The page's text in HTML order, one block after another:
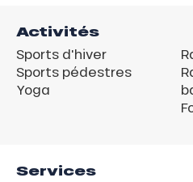
Activités
Sports d'hiver
Sports pédestres
Yoga
Services